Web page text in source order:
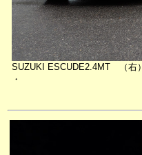
SUZUKI ESCUDE2.4MT （右）
・